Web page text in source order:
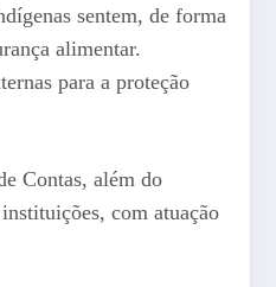
sentem, de forma
alimentar.
para a proteção
Contas, além do
com atuação